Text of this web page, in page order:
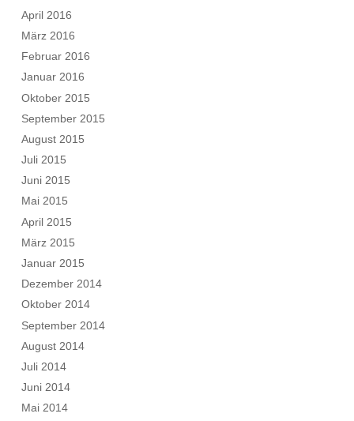
April 2016
März 2016
Februar 2016
Januar 2016
Oktober 2015
September 2015
August 2015
Juli 2015
Juni 2015
Mai 2015
April 2015
März 2015
Januar 2015
Dezember 2014
Oktober 2014
September 2014
August 2014
Juli 2014
Juni 2014
Mai 2014